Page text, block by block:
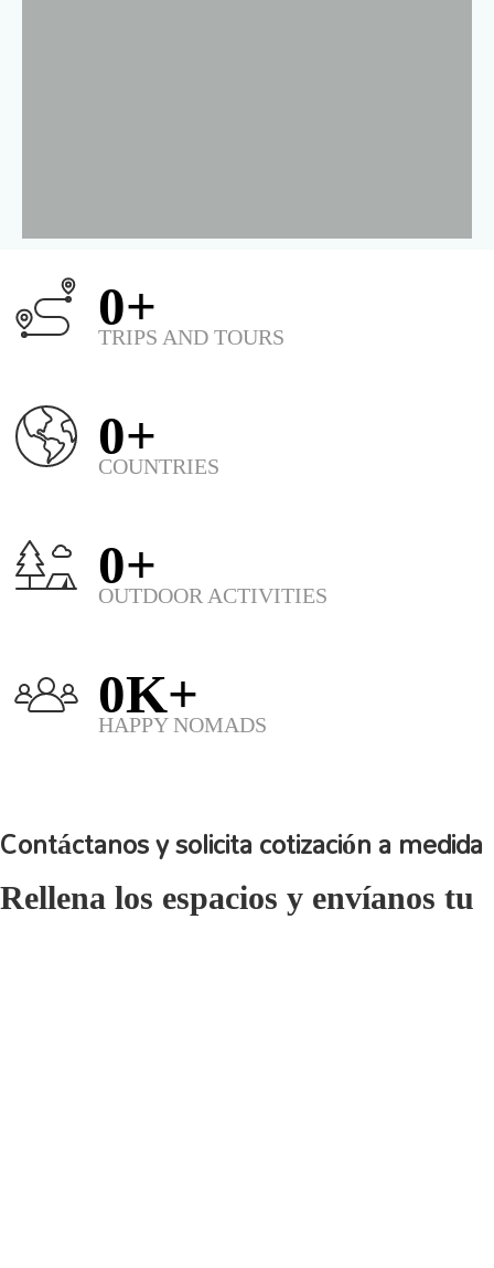
0+
TRIPS AND TOURS
0+
COUNTRIES
0+
OUTDOOR ACTIVITIES
0K+
HAPPY NOMADS
Contáctanos y solicita cotización a medida
Rellena los espacios y envíanos tu